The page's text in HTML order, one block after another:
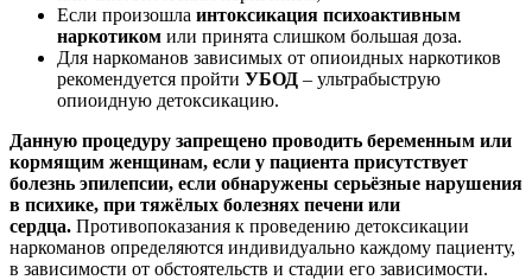
Если произошла интоксикация психоактивным
наркотиком или принята слишком большая доза.
Для наркоманов зависимых от опиоидных наркотиков
рекомендуется пройти УБОД – ультрабыструю
опиоидную детоксикацию.
Данную процедуру запрещено проводить беременным или
кормящим женщинам, если у пациента присутствует
болезнь эпилепсии, если обнаружены серьёзные нарушения
в психике, при тяжёлых болезнях печени или
сердца. Противопоказания к проведению детоксикации
наркоманов определяются индивидуально каждому пациенту,
в зависимости от обстоятельств и стадии его зависимости.